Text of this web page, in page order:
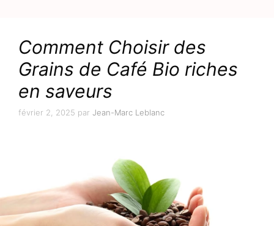
Comment Choisir des
Grains de Café Bio riches
en saveurs
février 2, 2025 par Jean-Marc Leblanc